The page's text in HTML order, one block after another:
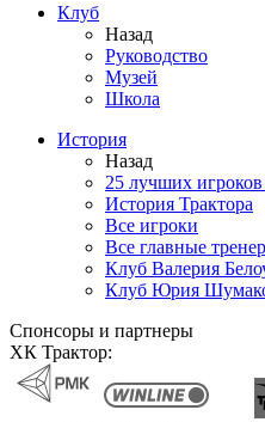
Клуб
Назад
Руководство
Музей
Школа
История
Назад
25 лучших
История Трактора
Все игроки
Все главные
Клуб Валерия
Клуб Юрия
Спонсоры и партнеры
ХК Трактор: